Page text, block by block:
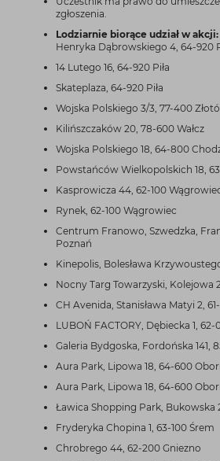
zgłoszenia.
Lodziarnie biorące udział w akcji:
Henryka Dąbrowskiego 4, 64-920
14 Lutego 16, 64-920 Piła
Skateplaza, 64-920 Piła
Wojska Polskiego 3/3, 77-400
Kilińszczaków 20, 78-600 Wałcz
Wojska Polskiego 18, 64-800
Powstańców Wielkopolskich 18,
Kasprowicza 44, 62-100
Rynek, 62-100 Wągrowiec
Centrum Franowo, Szwedzka,
Poznań
Kinepolis, Bolesława
Nocny Targ Towarzyski, Kolejowa
CH Avenida, Stanisława Matyi 2,
LUBOŃ FACTORY, Dębiecka 1,
Galeria Bydgoska, Fordońska 141,
Aura Park, Lipowa 18, 64-600
Aura Park, Lipowa 18, 64-600
Ławica Shopping Park, Bukowska
Fryderyka Chopina 1, 63-100 Śrem
Chrobrego 44, 62-200 Gniezno